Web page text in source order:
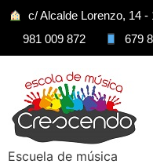
c/ Alcalde Lorenzo, 14
981 009 872
679
Escuela de música